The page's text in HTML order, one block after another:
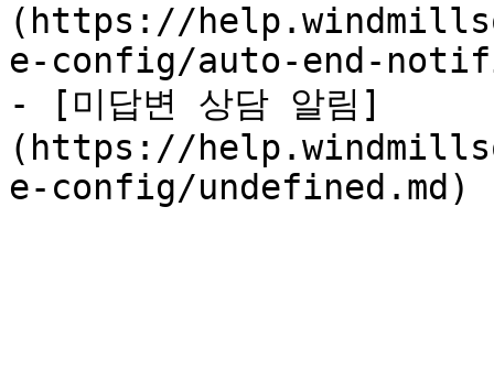
(https://
e-config/auto-end-
- [미답변 상담 알림]
(https://